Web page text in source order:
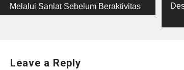
navigation
post:
Melalui Sanlat Sebelum Beraktivitas
Leave a Reply